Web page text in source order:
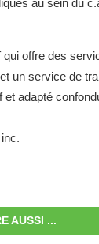
au sein du
offre des
un service de
et adapté
AUSSI ...